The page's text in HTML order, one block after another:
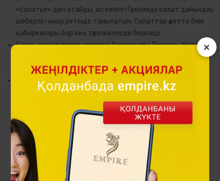
×
«салатье» деп атайды, ал ежелгі Грекияда салат дайындау
шеберлігі өнер ретінде танылатын. Салаттар әдетте биік
қабырғалары бар кең тәрелкелерде беріледі.
Біздің дизайнерлер суретші Александра Вирхпен бірлесіп
ең нәзік талғамға сәйкес келетін ғажайып салат ыдыстарын
жасай алды.
Бұйым жылтыр алтын деколь технологиясын қолданумен
Premium Porcelain фарфорынан жасалған және қатаң
экологиялық қауіпсіздік стандарттарына сәйкес келеді.
Піскен анарларды бейнелейтін көркем әшекейлеу дәстүрлі
топтамаларда сияқты заттың бүкіл бетін емес, оның бір
бөлігін ғана жиектейді, бұл салат ыдысына бай ғана емес,
сонымен қатар заманауи көрініс береді.